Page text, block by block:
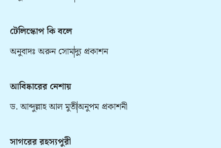
টেলিস্কোপ কি বলে
অনুবাদঃ অরুন সোমদ্যু প্রকাশন
আবিষ্কারের নেশায়
ড. আব্দুল্লাহ আল মুতীঅনুপম প্রকাশনী
সাগরের রহস্যপুরী